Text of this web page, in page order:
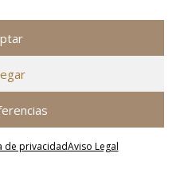
de privacidadAviso Legal